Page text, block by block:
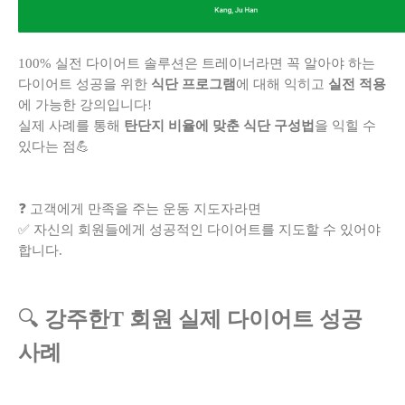
100% 실전 다이어트 솔루션은 트레이너라면 꼭 알아야 하는
다이어트 성공을 위한 식단 프로그램 에 대해 익히고 실전 적용
에 가능한 강의입니다!
실제 사례를 통해 탄단지 비율에 맞춘 식단 구성법 을 익힐 수
있다는 점💪
❓ 고객에게 만족을 주는 운동 지도자라면
✅ 자신의 회원들에게 성공적인 다이어트를 지도할 수 있어야
합니다.
🔍 강주한T 회원 실제 다이어트 성공
사례